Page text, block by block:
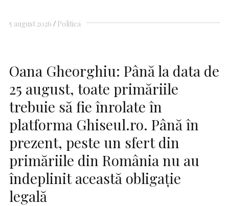
5 august 2026 Politica
Oana Gheorghiu: Până la data de
25 august, toate primăriile
trebuie să fie înrolate în
platforma Ghiseul.ro. Până în
prezent, peste un sfert din
primăriile din România nu au
îndeplinit această obligaţie
legală